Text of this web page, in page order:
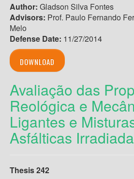
Author: Gladson Silva Fontes
Advisors: Prof. Paulo Fernando
Melo
Defense Date: 11/27/2014
DOWNLOAD
Avaliação das
Reológica e
Ligantes e
Asfálticas
Thesis 242